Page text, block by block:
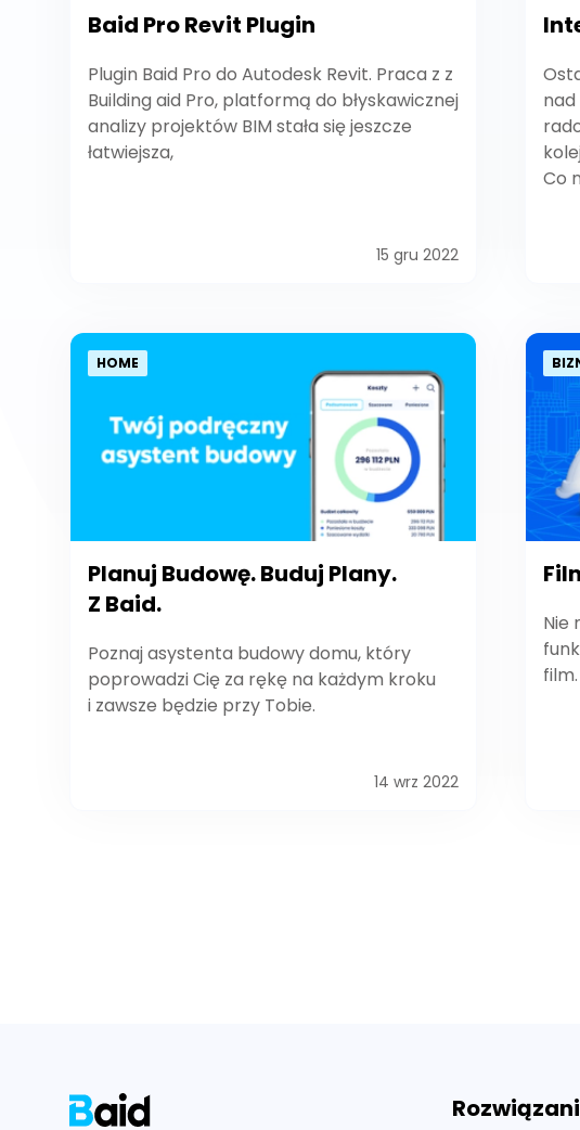
Baid Pro Revit Plugin
Plugin Baid Pro do Autodesk Revit. Praca z z
Building aid Pro, platformą do błyskawicznej
analizy projektów BIM stała się jeszcze
łatwiejsza,
15 gru 2022
Co
HOME
Planuj Budowę. Buduj Plany.
Z Baid.
Poznaj asystenta budowy domu, który
poprowadzi Cię za rękę na każdym kroku
i zawsze będzie przy Tobie.
14 wrz 2022
Nie
film.